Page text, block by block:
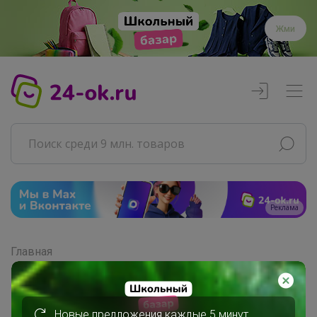
Жми
Реклама
Главная
Совместные покупки
АРХИВ СП
Продукты